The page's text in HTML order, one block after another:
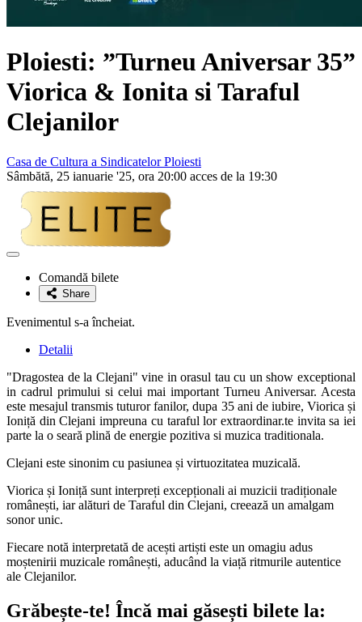
Ploiesti: ”Turneu Aniversar 35”
Viorica & Ionita si Taraful
Clejanilor
Casa de Cultura a Sindicatelor Ploiesti
Sâmbătă, 25 ianuarie '25, ora 20:00 acces de la 19:30
Adaugă
favoriteComandă bilete
Share
Evenimentul s-a încheiat.
Detalii
"Dragostea de la Clejani" vine in orasul tau cu un show exceptional
in cadrul primului si celui mai important Turneu Aniversar. Acesta
este mesajul transmis tuturor fanilor, dupa 35 ani de iubire, Viorica și
Ioniță din Clejani impreuna cu taraful lor extraordinar.te invita sa iei
parte la o seară plină de energie pozitiva si muzica traditionala.
Clejani este sinonim cu pasiunea și virtuozitatea muzicală.
Viorica și Ioniță sunt interpreți excepționali ai muzicii tradiționale
românești, iar alături de Taraful din Clejani, creează un amalgam
sonor unic.
Fiecare notă interpretată de acești artiști este un omagiu adus
moștenirii muzicale românești, aducând la viață ritmurile autentice
ale Clejanilor.
Grăbește-te! Încă mai găsești bilete la: